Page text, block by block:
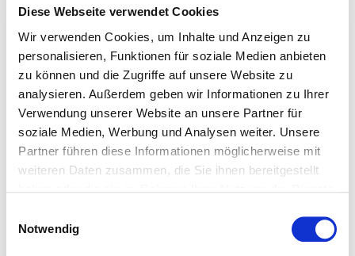
Diese Webseite verwendet Cookies
Wir verwenden Cookies, um Inhalte und Anzeigen zu
personalisieren, Funktionen für soziale Medien anbieten
zu können und die Zugriffe auf unsere Website zu
analysieren. Außerdem geben wir Informationen zu Ihrer
Verwendung unserer Website an unsere Partner für
soziale Medien, Werbung und Analysen weiter. Unsere
Partner führen diese Informationen möglicherweise mit
weiteren Daten zusammen, die Sie ihnen bereitgestellt
Notwendig
Beim Merzerisieren wird der Baumwollstoff durch
Natronlauge veredelt. Die Fasern quellen und runden sich,
wodurch der Stoff an Festigkeit gewinnt und
aufnahmefähiger für Farbstoffe wird. Spannbettlaken und
Bettwäsche aus merzerisierter Baumwolle bestechen
besonders durch ihren tollen Glanz.
Größenhinweise Comfort-Laken:
Spannbettlaken mit 4% Elasthan 100x200: auch passend